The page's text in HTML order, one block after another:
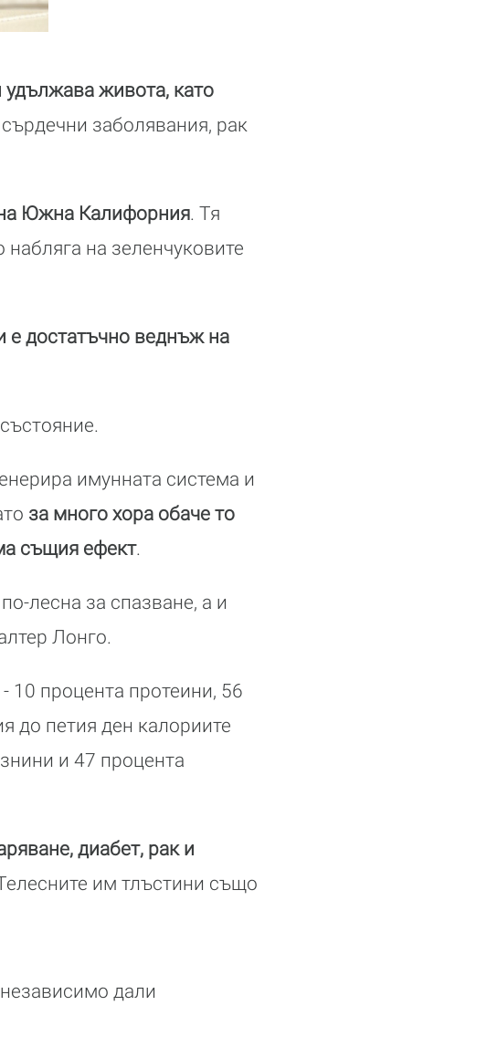
удължава живота, като
заболявания, рак
на Южна Калифорния. Тя
на зеленчуковите
е достатъчно веднъж на
имунната система и
за много хора обаче то
същия ефект.
лесна за спазване, а и
Лонго.
- 10 процента протеини, 56
до петия ден калориите
и 47 процента
диабет, рак и
им тлъстини също
дали